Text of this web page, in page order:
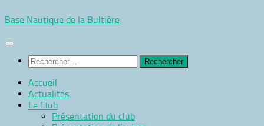
to
Base Nautique de la Bultière
Rechercher :
Accueil
Actualités
Le Club
Présentation du club